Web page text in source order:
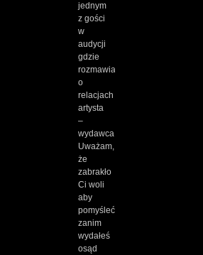
jednym
z gości
w
audycji
gdzie
rozmawialiśmy
o
relacjach
artysta
–
wydawca.
Uważam,
że
zabrakło
Ci woli
aby
pomyśleć
zanim
wydałeś
osąd